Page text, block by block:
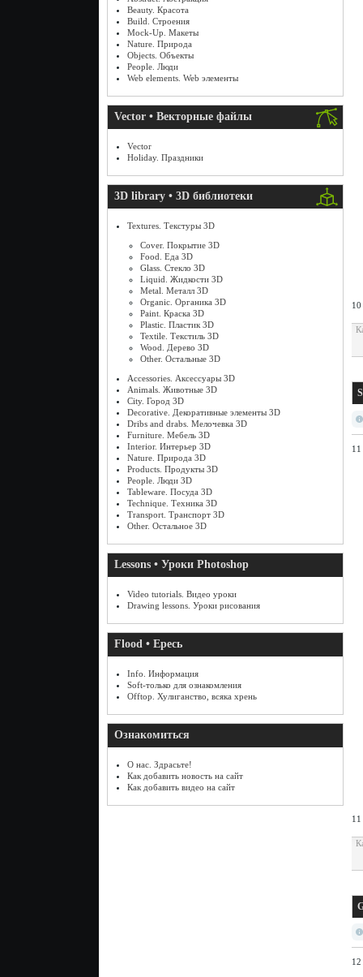
Beauty. Красота
Build. Строения
Mock-Up. Макеты
Nature. Природа
Objects. Объекты
People. Люди
Web elements. Web элементы
Vector • Векторные файлы
Vector
Holiday. Праздники
3D library • 3D библиотеки
Textures. Текстуры 3D
Cover. Покрытие 3D
Food. Еда 3D
Glass. Стекло 3D
Liquid. Жидкости 3D
Metal. Металл 3D
Organic. Органика 3D
Paint. Краска 3D
Plastic. Пластик 3D
Textile. Текстиль 3D
Wood. Дерево 3D
Other. Остальные 3D
Accessories. Аксессуары 3D
Animals. Животные 3D
City. Город 3D
Decorative. Декоративные элементы 3D
Dribs and drabs. Мелочевка 3D
Furniture. Мебель 3D
Interior. Интерьер 3D
Nature. Природа 3D
Products. Продукты 3D
People. Люди 3D
Tableware. Посуда 3D
Technique. Техника 3D
Transport. Транспорт 3D
Other. Остальное 3D
Lessons • Уроки Photoshop
Video tutorials. Видео уроки
Drawing lessons. Уроки рисования
Flood • Ересь
Info. Информация
Soft-только для ознакомления
Offtop. Хулиганство, всяка хрень
Ознакомиться
О нас. Здрасьте!
Как добавить новость на сайт
Как добавить видео на сайт
11